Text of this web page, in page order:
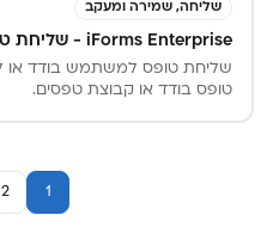
שליחה, שמירה ומעקב
iForms Enterprise - שליחת טופס למילוי וחתימה
שליחת טופס למשתמש בודד
טופס בודד או קבוצת טפסים.
1
2